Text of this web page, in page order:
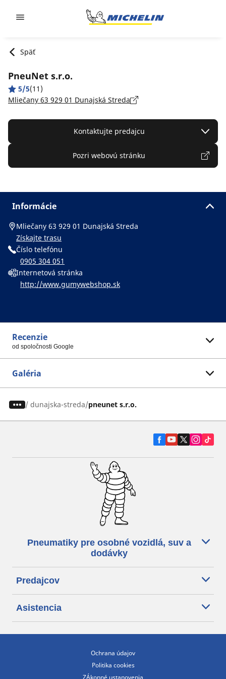
Späť
PneuNet s.r.o.
5/5(11)
Mliečany 63 929 01 Dunajská Streda
Kontaktujte predajcu
Pozri webovú stránku
Informácie
Mliečany 63 929 01 Dunajská Streda
Získajte trasu
Číslo telefónu
0905 304 051
Internetová stránka
http://www.gumywebshop.sk
Recenzie
od spoločnosti Google
Galéria
/ dunajska-streda pneunet s.r.o.
Pneumatiky pre osobné vozidlá, suv a
dodávky
Predajcov
Asistencia
Ochrana údajov
Politika cookies
ZÁkonné ustanovenia